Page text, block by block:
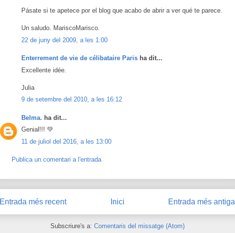
Pásate si te apetece por el blog que acabo de abrir a ver qué te parece.
Un saludo. MariscoMarisco.
22 de juny del 2009, a les 1:00
Enterrement de vie de célibataire Paris ha dit...
Excellente idée.
Julia
9 de setembre del 2010, a les 16:12
Belma. ha dit...
Genial!!! 💚
11 de juliol del 2016, a les 13:00
Publica un comentari a l'entrada
Entrada més recent Entrada més antiga
Inici
Subscriure's a: Comentaris del missatge (Atom)